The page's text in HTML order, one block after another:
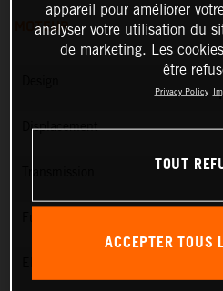
MOTEUR
Displacement
appareil pour améliorer
analyser votre utilisation du
de marketing. Les
être
Privacy Policy
TOUT
ACCEPTER TOUS